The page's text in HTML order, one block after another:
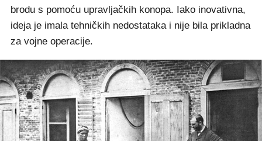
brodu s pomoću upravljačkih konopa. Iako inovativna,
ideja je imala tehničkih nedostataka i nije bila prikladna
za vojne operacije.